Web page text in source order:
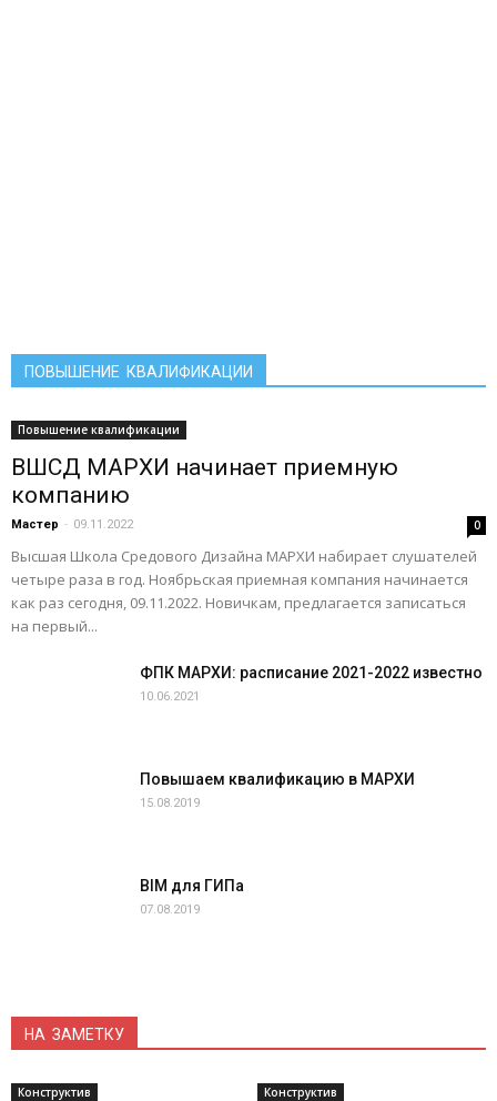
ПОВЫШЕНИЕ КВАЛИФИКАЦИИ
Повышение квалификации
ВШСД МАРХИ начинает приемную
компанию
Мастер - 09.11.2022 0
Высшая Школа Средового Дизайна МАРХИ набирает слушателей
четыре раза в год. Ноябрьская приемная компания начинается
как раз сегодня, 09.11.2022. Новичкам, предлагается записаться
на первый...
ФПК МАРХИ: расписание 2021-2022 известно
10.06.2021
Повышаем квалификацию в МАРХИ
15.08.2019
BIM для ГИПа
07.08.2019
НА ЗАМЕТКУ
Конструктив Конструктив